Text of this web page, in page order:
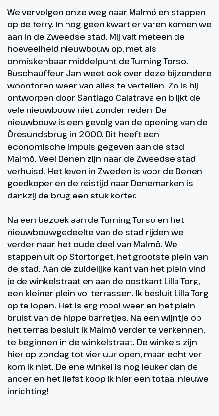
We vervolgen onze weg naar Malmö en stappen
op de ferry. In nog geen kwartier varen komen we
aan in de Zweedse stad. Mij valt meteen de
hoeveelheid nieuwbouw op, met als
onmiskenbaar middelpunt de Turning Torso.
Buschauffeur Jan weet ook over deze bijzondere
woontoren weer van alles te vertellen. Zo is hij
ontworpen door Santiago Calatrava en blijkt de
vele nieuwbouw niet zonder reden. De
nieuwbouw is een gevolg van de opening van de
Öresundsbrug in 2000. Dit heeft een
economische impuls gegeven aan de stad
Malmö. Veel Denen zijn naar de Zweedse stad
verhuisd. Het leven in Zweden is voor de Denen
goedkoper en de reistijd naar Denemarken is
dankzij de brug een stuk korter.
Na een bezoek aan de Turning Torso en het
nieuwbouwgedeelte van de stad rijden we
verder naar het oude deel van Malmö. We
stappen uit op Stortorget, het grootste plein van
de stad. Aan de zuidelijke kant van het plein vind
je de winkelstraat en aan de oostkant Lilla Torg,
een kleiner plein vol terrassen. Ik besluit Lilla Torg
op te lopen. Het is erg mooi weer en het plein
bruist van de hippe barretjes. Na een wijntje op
het terras besluit ik Malmö verder te verkennen,
te beginnen in de winkelstraat. De winkels zijn
hier op zondag tot vier uur open, maar echt ver
kom ik niet. De ene winkel is nog leuker dan de
ander en het liefst koop ik hier een totaal nieuwe
inrichting!